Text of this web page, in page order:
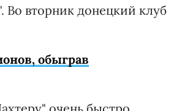
вторник донецкий клуб
обыграв